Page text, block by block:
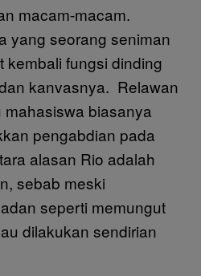
macam-macam.
yang seorang seniman
kembali fungsi dinding
kanvasnya. Relawan
biasanya
pengabdian pada
alasan Rio adalah
sebab meski
seperti memungut
dilakukan sendirian